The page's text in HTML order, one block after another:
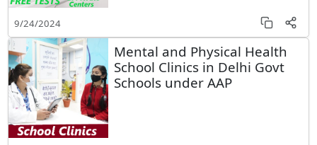
9/24/2024
Mental and Physical Health
School Clinics in Delhi Govt
Schools under AAP